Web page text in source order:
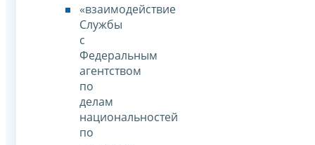
«взаимодействие
Службы
с
Федеральным
агентством
по
делам
национальностей
по